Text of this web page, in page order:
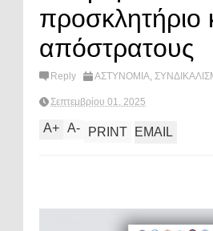
προσκλητήριο
απόστρατους
Reply ΑΣΤΥΝΟΜΙΑ,
Σεπτεμβρίου 01, 2025
A+ A- PRINT EMAIL